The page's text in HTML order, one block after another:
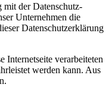
mit der Datenschutz-
Unternehmen die
Datenschutzerklärung
Internetseite verarbeiteten
werden kann. Aus